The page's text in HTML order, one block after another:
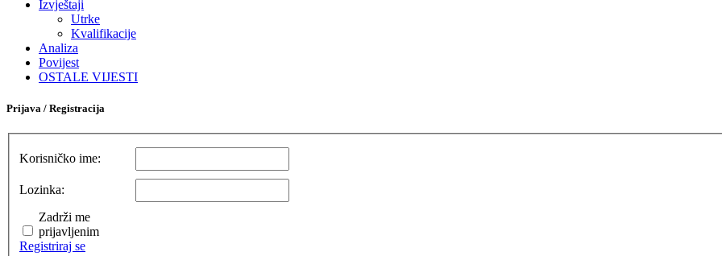
Izvještaji
Utrke
Kvalifikacije
Analiza
Povijest
OSTALE VIJESTI
Prijava / Registracija
Korisničko ime:
Lozinka:
Zadrži me
prijavljenim
Registriraj se